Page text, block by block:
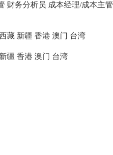
财务分析员 成本经理/成本主管
藏 新疆 香港 澳门 台湾
新疆 香港 澳门 台湾